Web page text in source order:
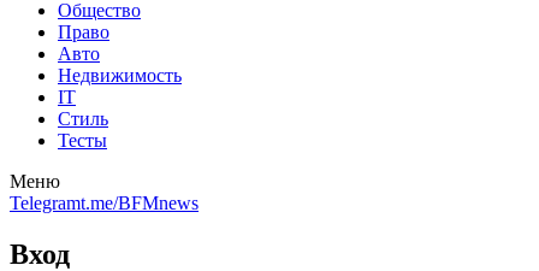
Общество
Право
Авто
Недвижимость
IT
Стиль
Тесты
Меню
Telegramt.me/BFMnews
Вход